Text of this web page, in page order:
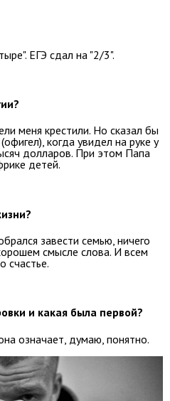
ЕГЭ сдал на "2/3".
меня крестили. Но сказал бы
когда увидел на руке у
долларов. При этом Папа
детей.
завести семью, ничего
смысле слова. И всем
счастье.
и какая была первой?
означает, думаю, понятно.